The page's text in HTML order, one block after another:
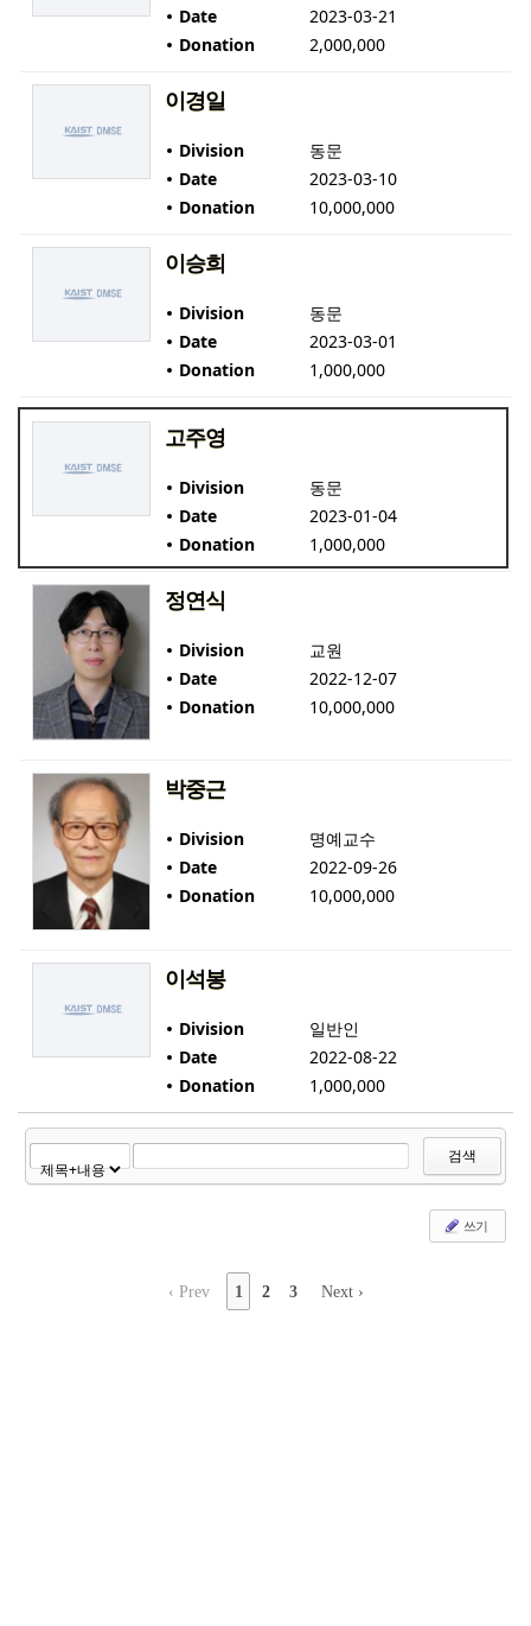
Date
2023-03-21
Donation
2,000,000
이경일
Division
동문
Date
2023-03-10
Donation
10,000,000
이승희
Division
동문
Date
2023-03-01
Donation
1,000,000
고주영
Division
동문
Date
2023-01-04
Donation
1,000,000
정연식
Division
교원
Date
2022-12-07
Donation
10,000,000
박중근
Division
명예교수
Date
2022-09-26
Donation
10,000,000
이석봉
Division
일반인
Date
2022-08-22
Donation
1,000,000
검색
쓰기
‹ Prev 1 2 3 Next ›